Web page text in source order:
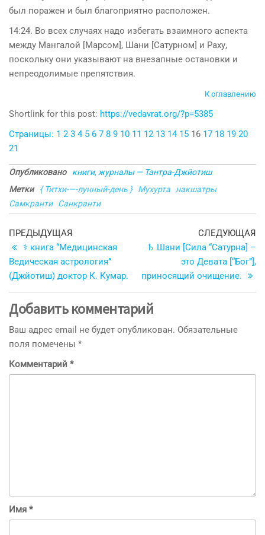
был поражен и был благоприятно расположен.
14:24. Во всех случаях надо избегать взаимного аспекта
между Мангалой [Марсом], Шани [Сатурном] и Раху,
поскольку они указывают на внезапные остановки и
непреодолимые препятствия.
К оглавлению
Shortlink for this post: https://vedavrat.org/?p=5385
Страницы: 1 2 3 4 5 6 7 8 9 10 11 12 13 14 15 16 17 18 19 20
21
Опубликовано
книги, журналы — Тантра-Джйотиш
Метки
{ Титхи-—-лунный-день } Мухурта
накшатры
Самкранти
Санкранти
Навигация
по
записям
Предыдущая
запись
ПРЕДЫДУЩАЯ
⚕ книга “Медицинская
Ведическая астрология”
(Джйотиш) доктор К. Кумар.
СЛЕДУЮЩАЯ
♄ Шани [Сила “Сатурна] –
это Девата [“Бог”],
приносящий очищение.
Добавить комментарий
Ваш адрес email не будет опубликован. Обязательные
поля помечены *
Комментарий *
Имя *